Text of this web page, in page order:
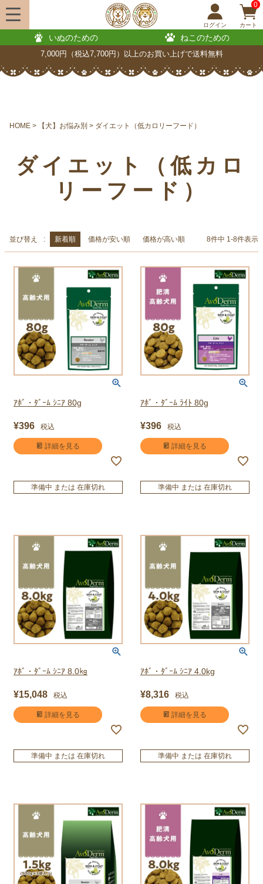
ログイン
0
カート
いぬのための ねこのための
7,000円（税込7,700円）以上のお買い上げで送料無料
HOME 【犬】お悩み別 ダイエット（低カロリーフード）
ダイエット（低カロ
リーフード）
並び替え 新着順 価格が安い順 価格が高い順 8件中 1-8件表示
ｱﾎﾞ・ﾀﾞｰﾑ ｼﾆｱ 80g
¥396 税込
詳細を見る
準備中 または 在庫切れ
ｱﾎﾞ・ﾀﾞｰﾑ ﾗｲﾄ 80g
¥396 税込
詳細を見る
準備中 または 在庫切れ
ｱﾎﾞ・ﾀﾞｰﾑ ｼﾆｱ 8.0㎏
¥15,048 税込
詳細を見る
準備中 または 在庫切れ
ｱﾎﾞ・ﾀﾞｰﾑ ｼﾆｱ 4.0kg
¥8,316 税込
詳細を見る
準備中 または 在庫切れ